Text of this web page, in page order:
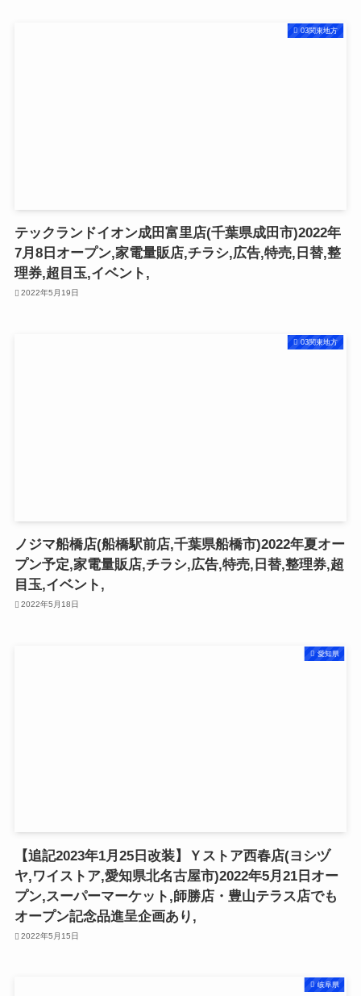
03関東地方
テックランドイオン成田富里店(千葉県成田市)2022年
7月8日オープン,家電量販店,チラシ,広告,特売,日替,整
理券,超目玉,イベント,
2022年5月19日
03関東地方
ノジマ船橋店(船橋駅前店,千葉県船橋市)2022年夏オー
プン予定,家電量販店,チラシ,広告,特売,日替,整理券,超
目玉,イベント,
2022年5月18日
愛知県
【追記2023年1月25日改装】Ｙストア西春店(ヨシヅ
ヤ,ワイストア,愛知県北名古屋市)2022年5月21日オー
プン,スーパーマーケット,師勝店・豊山テラス店でも
オープン記念品進呈企画あり,
2022年5月15日
岐阜県